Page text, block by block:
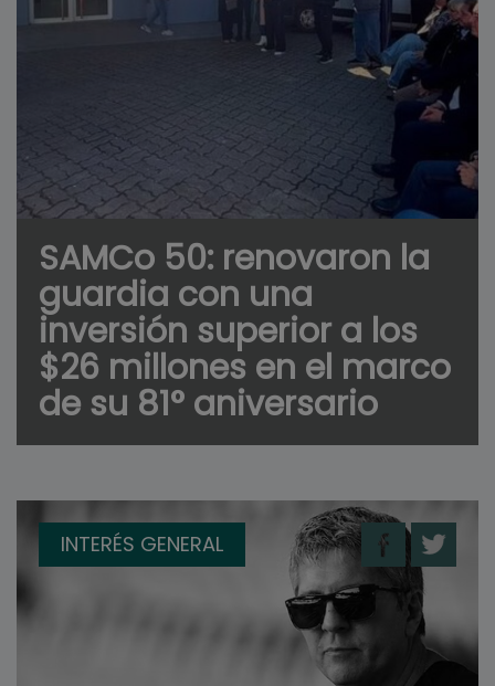
SAMCo 50: renovaron la
guardia con una
inversión superior a los
$26 millones en el marco
de su 81° aniversario
INTERÉS GENERAL